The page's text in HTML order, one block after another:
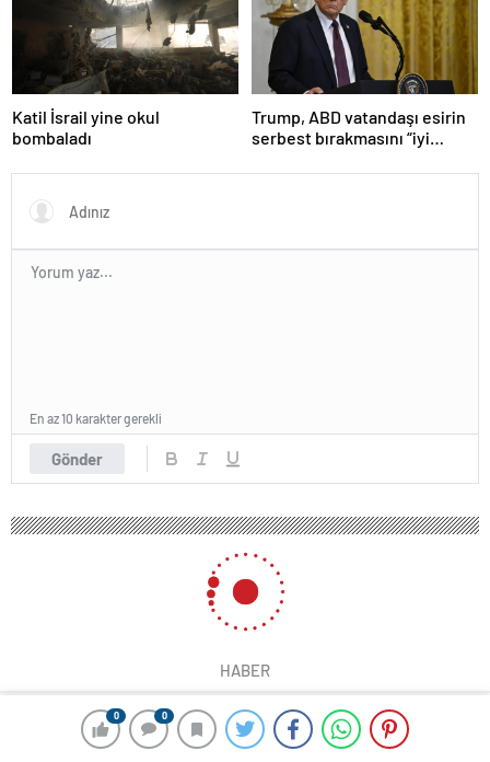
0 0
Katil İsrail yine okul
bombaladı
Trump, ABD vatandaşı esirin
serbest bırakmasını “iyi
olarak değerlendirdi
Gönder
En az 10 karakter gerekli
HABER